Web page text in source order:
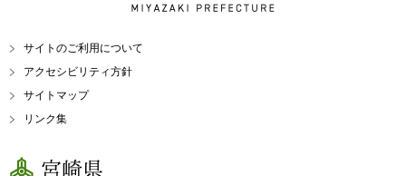
MIYAZAKI PREFECTURE
サイトのご利用について
アクセシビリティ方針
サイトマップ
リンク集
宮崎県